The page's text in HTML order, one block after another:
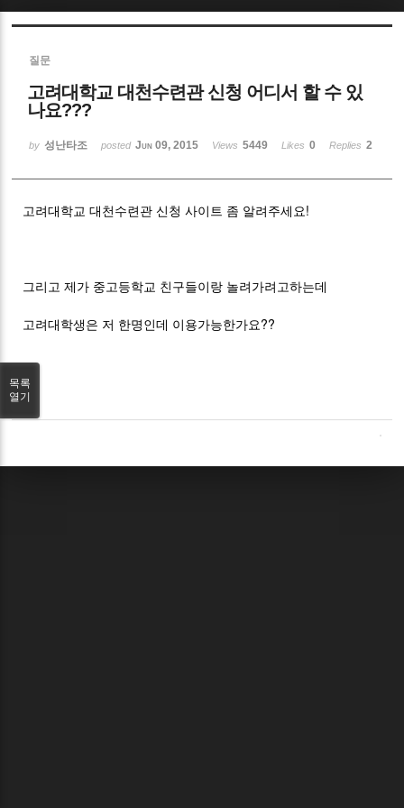
질문
고려대학교 대천수련관 신청 어디서 할 수 있
나요???
by 성난타조 posted Jun 09, 2015 Views 5449 Likes 0 Replies 2
고려대학교 대천수련관 신청 사이트 좀 알려주세요!
그리고 제가 중고등학교 친구들이랑 놀려가려고하는데
고려대학생은 저 한명인데 이용가능한가요??
목록
열기
Sketchbook5, 스케치북5
Sketchbook5, 스케치북5